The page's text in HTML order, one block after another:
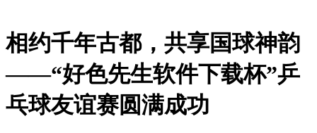
相约千年古都，共享国球神韵
——“好色先生软件下载杯”乒
乓球友谊赛圆满成功